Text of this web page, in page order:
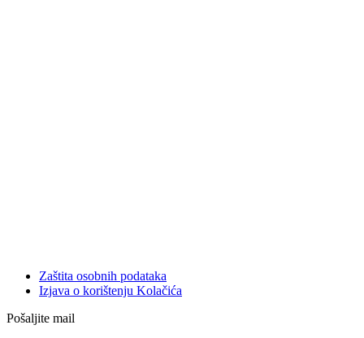
Zaštita osobnih podataka
Izjava o korištenju Kolačića
Pošaljite mail